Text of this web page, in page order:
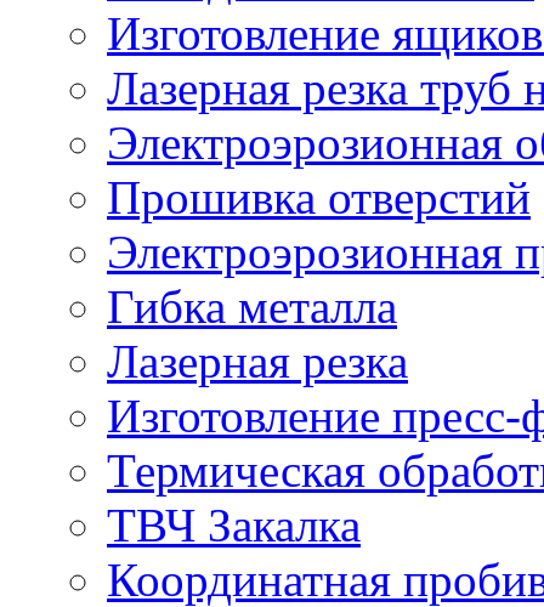
Изготовление
Лазерная резка труб
Электроэрозионная
Прошивка отверстий
Электроэрозионная
Гибка металла
Лазерная резка
Изготовление
Термическая
ТВЧ Закалка
Координатная